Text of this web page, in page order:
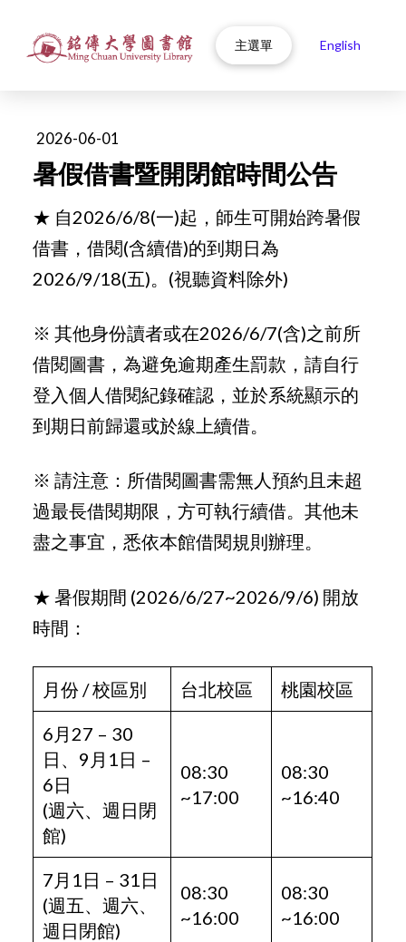
主選單 English
2026-06-01
暑假借書暨開閉館時間公告
★ 自2026/6/8(一)起，師生可開始跨暑假
借書，借閱(含續借)的到期日為
2026/9/18(五)。(視聽資料除外)
※ 其他身份讀者或在2026/6/7(含)之前所
借閱圖書，為避免逾期產生罰款，請自行
登入個人借閱紀錄確認，並於系統顯示的
到期日前歸還或於線上續借。
※ 請注意：所借閱圖書需無人預約且未超
過最長借閱期限，方可執行續借。其他未
盡之事宜，悉依本館借閱規則辦理。
★ 暑假期間 (2026/6/27~2026/9/6) 開放
時間：
月份 / 校區別 台北校區 桃園校區
6月27 – 30
日、9月1日 –
6日
(週六、週日閉
館)
08:30
~17:00
08:30
~16:40
7月1日 – 31日
(週五、週六、
週日閉館)
08:30
~16:00
08:30
~16:00